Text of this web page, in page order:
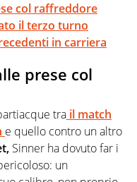
col raffreddore
il terzo turno
in carriera
prese col
tra il match
e quello contro un altro
Sinner ha dovuto far i
un